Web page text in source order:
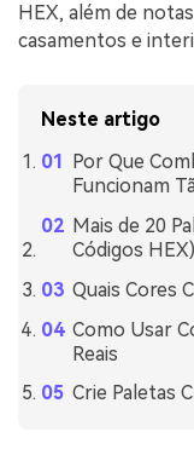
HEX, além de
casamentos e
Neste artigo
Por Que
Funcionam
Mais de 20
Códigos HEX)
Quais Cores
Como Usar
Reais
Crie Paletas